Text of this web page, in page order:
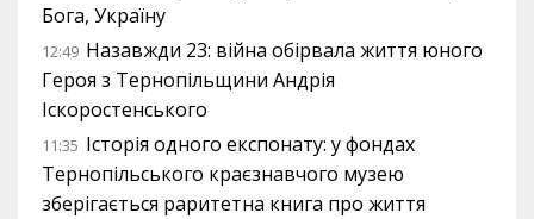
Бога, Україну
12:49 Назавжди 23: війна обірвала життя юного
Героя з Тернопільщини Андрія
Іскоростенського
11:35 Історія одного експонату: у фондах
Тернопільського краєзнавчого музею
зберігається раритетна книга про життя